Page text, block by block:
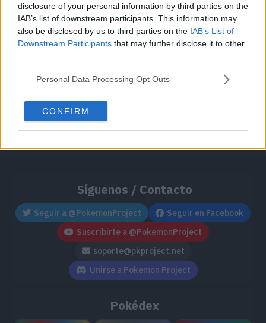
disclosure of your personal information by third parties on the
IAB’s list of downstream participants. This information may
also be disclosed by us to third parties on the IAB’s List of
Downstream Participants that may further disclose it to other
Personal Data Processing Opt Outs
CONFIRM
Síguenos / Contacto
Seguir a @PokemonProject
Seguir en Facebook
Suscribirte a @PokemonProject
soporte@pkproject.net
Unirse a Pokemon Project
Pokédex